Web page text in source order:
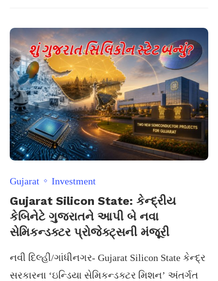
Gujarat Investment
Gujarat Silicon State: કેન્દ્રીય
કેબિનેટે ગુજરાતને આપી બે નવા
સેમિકન્ડક્ટર પ્રોજેક્ટ્સની મંજૂરી
નવી દિલ્હી/ગાંધીનગર- Gujarat Silicon State કેન્દ્ર
સરકારના ‘ઇન્ડિયા સેમિકન્ડક્ટર મિશન’ અંતર્ગત